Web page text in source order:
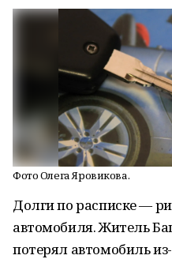
Фото Олега Яровикова.
Долги по расписке —
автомобиля. Житель
потерял автомобиль